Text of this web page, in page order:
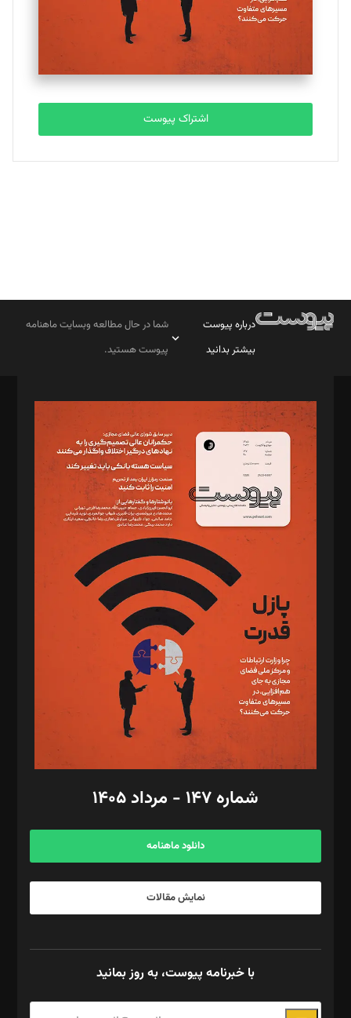
تحریریه
مصطفی مسجدی آرانی
تحریریه
بابک نقاش
تحریریه
اشتراک پیوست
درباره پیوست
بیشتر بدانید
شما در حال مطالعه وبسایت ماهنامه
پیوست هستید.
مدیر مسئول: محمدباقر اثنی‌عشری
سردبیر: مهرک محمودی
دبیر تحریریه: میثم قاسمی
د‌بیر ناداستان: سمانه سمیع
د‌بیر خدمت و تجارت: ابوالفضل رجبی
د‌بیر حقوق فناوری: حسام‌الدین ایپکچی
د‌بیر پیوست جهان: مینا پاکدل
د‌بیر تحریریه آنلاین: بابک نقاش
تحریریه‌: مجتبی محمود‌ی، آرش برهمند، یسنا امان‌پور، سروش کرمیان،
مصطفی مسجدی آرانی، ابوالفضل رجبی، زهرا فکرانه، فائزه فتحی
رستمی،مصطفی باستان
ویرایش: نگار استاد‌‌آقا
طراح یونیفرم: مجید توکلی
فیلمبرداری و عکاسی: امیر شفیعی، مانی لطفی زاده
گرافیک و صفحه‌آرایی: سید‌سبحان‌علی ثابت
مد‌یر توسعه تجاری: کامبیز برید‌
امور مالی: شاپور رهبری، محمد‌ کاظمی‌نیا
آگهی و مشترکین: ۰۹۱۹۹۹۹۰۴۵۴
شماره ۱۴۷ - مرداد ۱۴۰۵
دانلود ماهنامه
نمایش مقالات
با خبرنامه پیوست، به روز بمانید